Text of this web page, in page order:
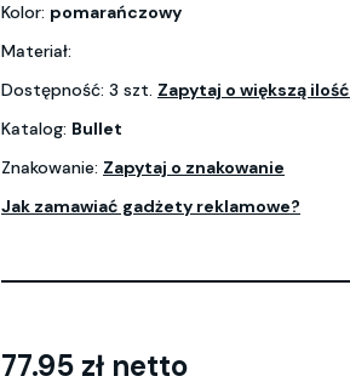
Kolor: pomarańczowy
Materiał:
Dostępność: 3 szt. Zapytaj o większą ilość
Katalog: Bullet
Znakowanie: Zapytaj o znakowanie
Jak zamawiać gadżety reklamowe?
77.95 zł netto